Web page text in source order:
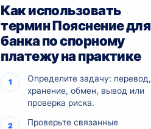
Как использовать
термин Пояснение для
банка по спорному
платежу на практике
Определите задачу: перевод,
хранение, обмен, вывод или
проверка риска.
Проверьте связанные